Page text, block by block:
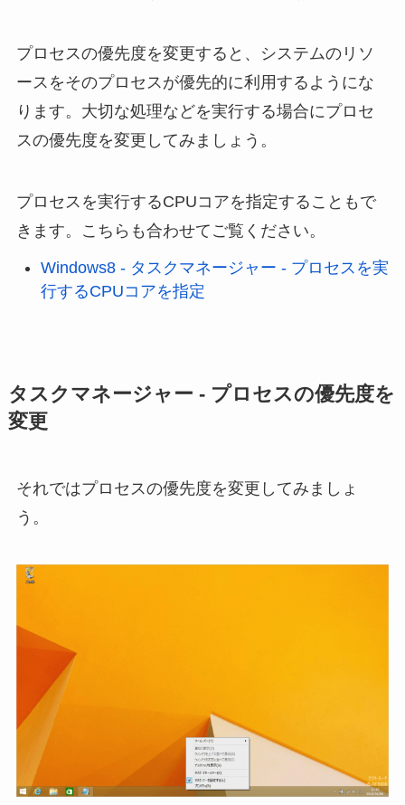
プロセスの優先度を変更すると、システムのリソ
ースをそのプロセスが優先的に利用するようにな
ります。大切な処理などを実行する場合にプロセ
スの優先度を変更してみましょう。
プロセスを実行するCPUコアを指定することもで
きます。こちらも合わせてご覧ください。
Windows8 - タスクマネージャー - プロセスを実
行するCPUコアを指定
タスクマネージャー - プロセスの優先度を
変更
それではプロセスの優先度を変更してみましょ
う。